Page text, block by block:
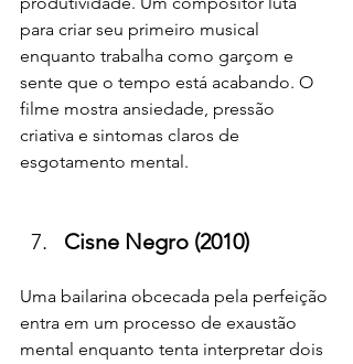
para criar seu primeiro musical
enquanto trabalha como garçom e
sente que o tempo está acabando. O
filme mostra ansiedade, pressão
criativa e sintomas claros de
esgotamento mental.
Cisne Negro (2010)
Uma bailarina obcecada pela perfeição
entra em um processo de exaustão
mental enquanto tenta interpretar dois